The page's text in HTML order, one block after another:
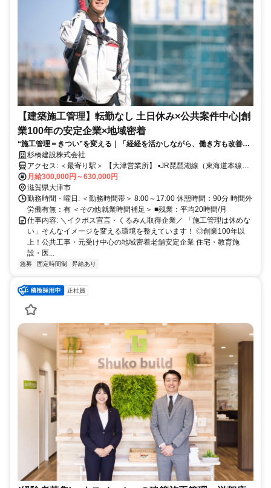
【建築施工管理】転勤なし 土日休み×公共案件中心|創
業100年の安定企業×地域密着
“施工管理＝きつい”を変える｜「経経を活かしながら、働き方も改善し
たい」 そんな方へ。公共工事・元請け中心だからこそ、無理のない施工
管理が可能です！
杉橋建設株式会社
アクセス: ＜最寄り駅＞ 【大津営業所】 ▪JR琵琶湖線（東海道本線）
「膳所（ぜぜ）駅」 徒歩約 10〜12分 ▪京阪石山坂本線「京阪膳所
駅」 徒歩約 10〜12分 【本社】 JR西日本 湖西線／近江今津駅より徒
歩約12分
月給300,000円～630,000円
滋賀県大津市
勤務時間・曜日: ＜勤務時間帯＞ 8:00～17:00 休憩時間：90分 時間外
労働有無：有 ＜その他就業時間補足＞ ■残業：平均20時間/月
仕事内容: ＼イクボス宣言・くるみん取得企業／ 「施工管理は休めな
い」そんなイメージを変える環境を整えています！ ◎創業100年以
上！公共工事・元受け中心の地域密着老舗安定企業 住宅・教育施
設・医...
急募 固定時間制 昇給あり
正社員